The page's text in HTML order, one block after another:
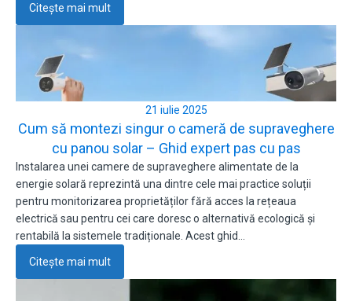
Citește mai mult
21 iulie 2025
Cum să montezi singur o cameră de supraveghere
cu panou solar – Ghid expert pas cu pas
Instalarea unei camere de supraveghere alimentate de la
energie solară reprezintă una dintre cele mai practice soluții
pentru monitorizarea proprietăților fără acces la rețeaua
electrică sau pentru cei care doresc o alternativă ecologică și
rentabilă la sistemele tradiționale. Acest ghid…
Citește mai mult